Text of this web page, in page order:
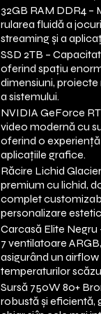
32GB RAM DDR4 –
rularea fluidă a
streaming și a
SSD 2TB –
oferind spațiu
dimensiuni,
a sistemului.
NVIDIA GeForce
video modernă cu
oferind o
aplicațiile grafice.
Răcire Lichid
premium cu lichid,
complet
personalizare
Carcasă Elite
7 ventilatoare
asigurând un
temperaturilor
Sursă 750W 80+
robustă și eficientă,